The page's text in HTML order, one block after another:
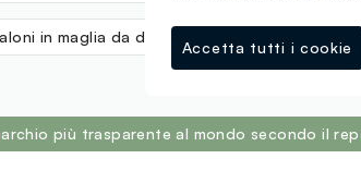
in maglia da donna
più trasparente al mondo secondo il
Accetta tutti i cookie